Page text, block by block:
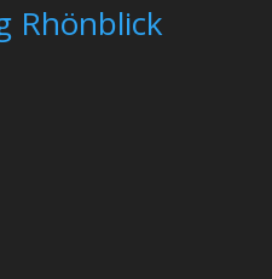
Rhönblick